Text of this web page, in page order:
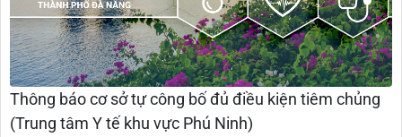
Thông báo cơ sở tự công bố đủ điều kiện tiêm chủng
(Trung tâm Y tế khu vực Phú Ninh)